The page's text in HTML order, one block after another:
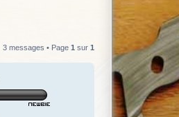
3 messages • Page 1 sur 1